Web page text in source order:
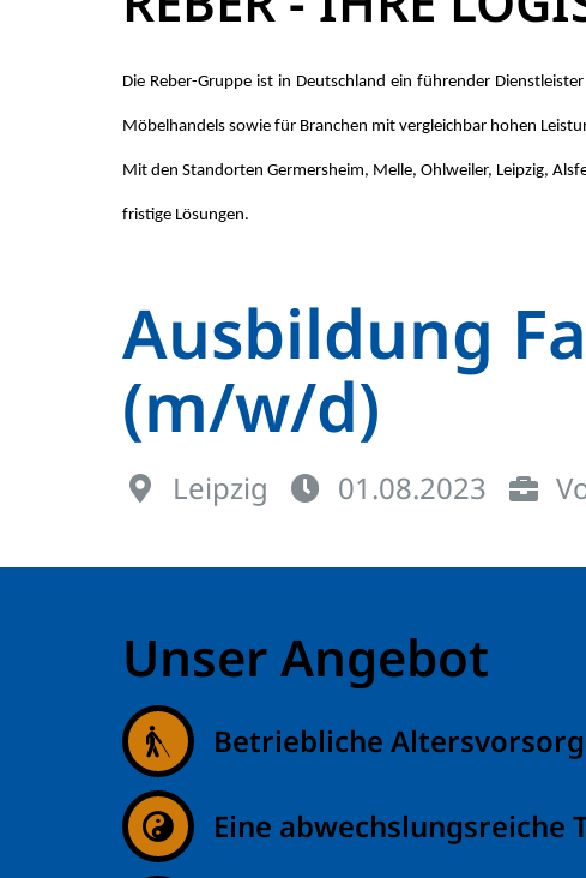
Ausbildung
(m/w/d)
Leipzig 01.08.2023
Die Reber-Grup­pe ist in Deutsch­land ein füh­ren­der
Mö­bel­han­dels so­wie für Bran­chen mit ver­gleich­bar ho­hen
Mit den Stand­or­ten Germersheim, Melle, Ohlweiler, Leip­zig,
fris­ti­ge Lö­sun­gen.
Unser Angebot
Betriebliche
Eine abwechslungsreiche